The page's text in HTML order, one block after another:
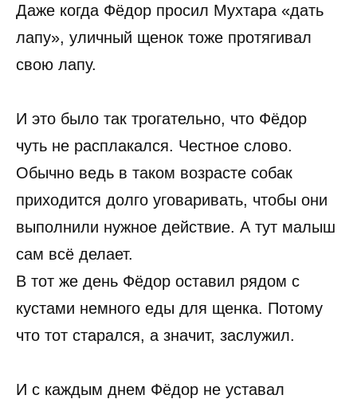
Даже когда Фёдор просил Мухтара «дать
лапу», уличный щенок тоже протягивал
свою лапу.
И это было так трогательно, что Фёдор
чуть не расплакался. Честное слово.
Обычно ведь в таком возрасте собак
приходится долго уговаривать, чтобы они
выполнили нужное действие. А тут малыш
сам всё делает.
В тот же день Фёдор оставил рядом с
кустами немного еды для щенка. Потому
что тот старался, а значит, заслужил.
И с каждым днем Фёдор не уставал